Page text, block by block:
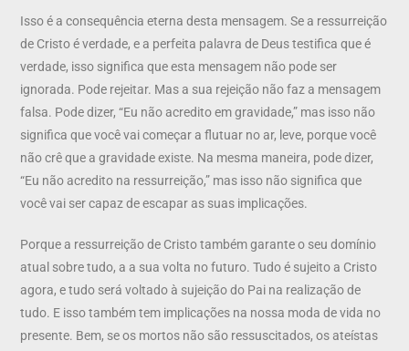
Isso é a consequência eterna desta mensagem. Se a ressurreição
de Cristo é verdade, e a perfeita palavra de Deus testifica que é
verdade, isso significa que esta mensagem não pode ser
ignorada. Pode rejeitar. Mas a sua rejeição não faz a mensagem
falsa. Pode dizer, “Eu não acredito em gravidade,” mas isso não
significa que você vai começar a flutuar no ar, leve, porque você
não crê que a gravidade existe. Na mesma maneira, pode dizer,
“Eu não acredito na ressurreição,” mas isso não significa que
você vai ser capaz de escapar as suas implicações.
Porque a ressurreição de Cristo também garante o seu domínio
atual sobre tudo, a a sua volta no futuro. Tudo é sujeito a Cristo
agora, e tudo será voltado à sujeição do Pai na realização de
tudo. E isso também tem implicações na nossa moda de vida no
presente. Bem, se os mortos não são ressuscitados, os ateístas